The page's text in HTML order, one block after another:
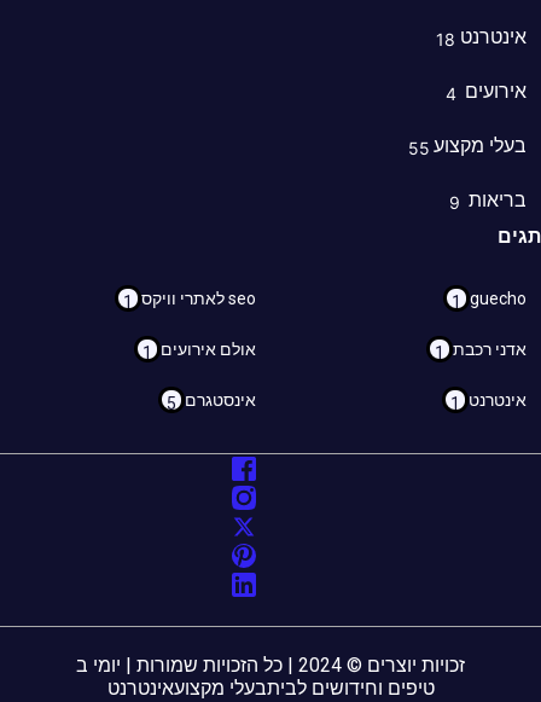
18
4
מקצוע55
9
1 seo לאתרי וויקס 1
רכבת 1 אולם אירועים 1
1 אינסטגרם 5
זכויות יוצרים © 2024 | כל הזכויות שמורות | יומי ב
טיפים וחידושים לביתבעלי מקצועאינטרנט